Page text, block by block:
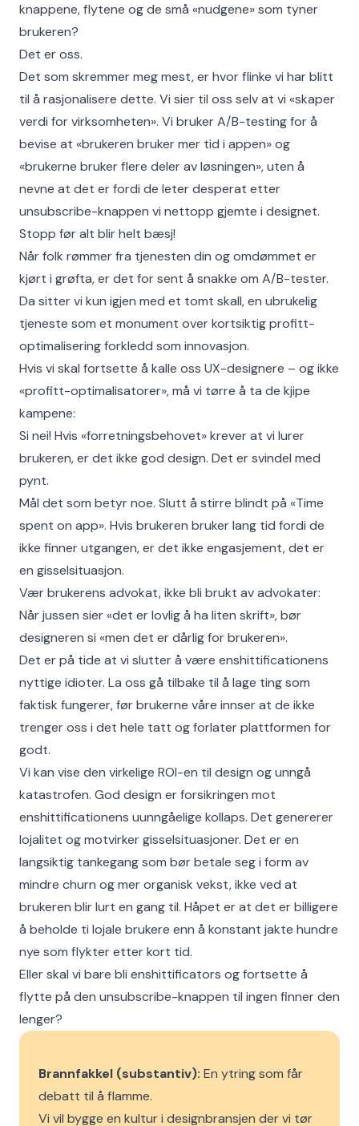
knappene, flytene og de små «nudgene» som tyner
brukeren?
Det er oss.
Det som skremmer meg mest, er hvor flinke vi har blitt
til å rasjonalisere dette. Vi sier til oss selv at vi «skaper
verdi for virksomheten». Vi bruker A/B-testing for å
bevise at «brukeren bruker mer tid i appen» og
«brukerne bruker flere deler av løsningen», uten å
nevne at det er fordi de leter desperat etter
unsubscribe-knappen vi nettopp gjemte i designet.
Stopp før alt blir helt bæsj!
Når folk rømmer fra tjenesten din og omdømmet er
kjørt i grøfta, er det for sent å snakke om A/B-tester.
Da sitter vi kun igjen med et tomt skall, en ubrukelig
tjeneste som et monument over kortsiktig profitt-
optimalisering forkledd som innovasjon.
Hvis vi skal fortsette å kalle oss UX-designere – og ikke
«profitt-optimalisatorer», må vi tørre å ta de kjipe
kampene:
Si nei! Hvis «forretningsbehovet» krever at vi lurer
brukeren, er det ikke god design. Det er svindel med
pynt.
Mål det som betyr noe. Slutt å stirre blindt på «Time
spent on app». Hvis brukeren bruker lang tid fordi de
ikke finner utgangen, er det ikke engasjement, det er
en gisselsituasjon.
Vær brukerens advokat, ikke bli brukt av advokater:
Når jussen sier «det er lovlig å ha liten skrift», bør
designeren si «men det er dårlig for brukeren».
Det er på tide at vi slutter å være enshittificationens
nyttige idioter. La oss gå tilbake til å lage ting som
faktisk fungerer, før brukerne våre innser at de ikke
trenger oss i det hele tatt og forlater plattformen for
godt.
Vi kan vise den virkelige ROI-en til design og unngå
katastrofen. God design er forsikringen mot
enshittificationens uunngåelige kollaps. Det genererer
lojalitet og motvirker gisselsituasjoner. Det er en
langsiktig tankegang som bør betale seg i form av
mindre churn og mer organisk vekst, ikke ved at
brukeren blir lurt en gang til. Håpet er at det er billigere
å beholde ti lojale brukere enn å konstant jakte hundre
nye som flykter etter kort tid.
Eller skal vi bare bli enshittificators og fortsette å
flytte på den unsubscribe-knappen til ingen finner den
lenger?
Brannfakkel (substantiv): En ytring som får
debatt til å flamme.
Vi vil bygge en kultur i designbransjen der vi tør